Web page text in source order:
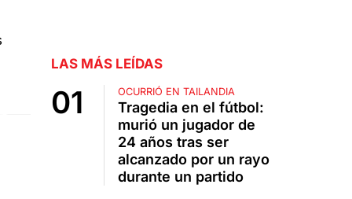
LAS MÁS LEÍDAS
OCURRIÓ EN TAILANDIA
Tragedia en el fútbol:
murió un jugador de
24 años tras ser
alcanzado por un rayo
durante un partido